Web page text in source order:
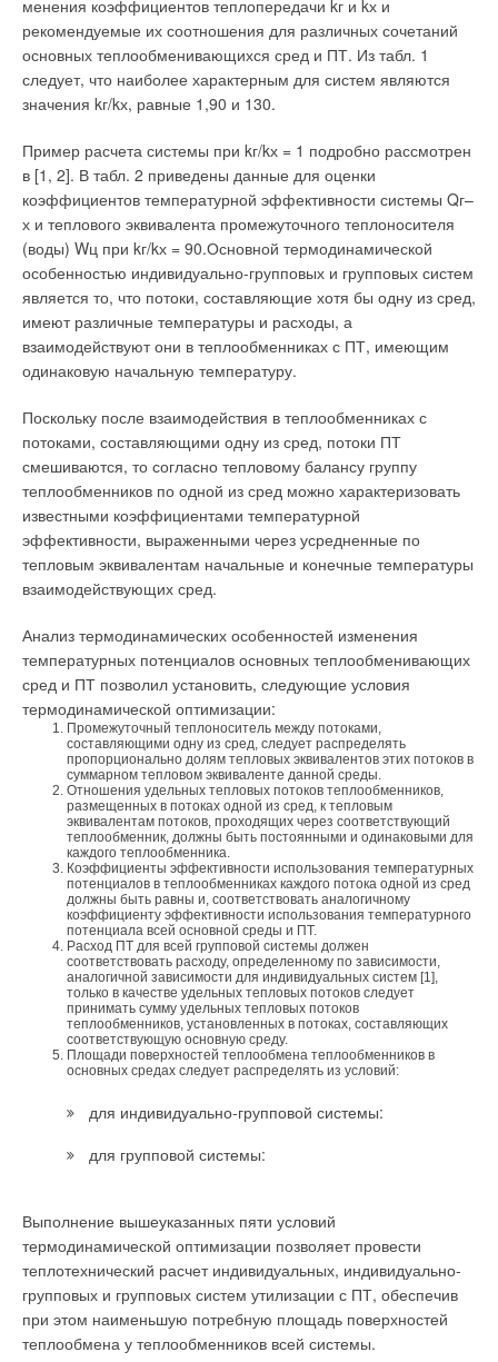
менения коэффициентов теплопередачи kг и kх и
рекомендуемые их соотношения для различных сочетаний
основных теплообменивающихся сред и ПТ. Из табл. 1
следует, что наиболее характерным для систем являются
значения kг/kх, равные 1,90 и 130.
Пример расчета системы при kг/kх = 1 подробно рассмотрен
в [1, 2]. В табл. 2 приведены данные для оценки
коэффициентов температурной эффективности системы Qг–
х и теплового эквивалента промежуточного теплоносителя
(воды) Wц при kг/kх = 90.Основной термодинамической
особенностью индивидуально-групповых и групповых систем
является то, что потоки, составляющие хотя бы одну из сред,
имеют различные температуры и расходы, а
взаимодействуют они в теплообменниках с ПТ, имеющим
одинаковую начальную температуру.
Поскольку после взаимодействия в теплообменниках с
потоками, составляющими одну из сред, потоки ПТ
смешиваются, то согласно тепловому балансу группу
теплообменников по одной из сред можно характеризовать
известными коэффициентами температурной
эффективности, выраженными через усредненные по
тепловым эквивалентам начальные и конечные температуры
взаимодействующих сред.
Анализ термодинамических особенностей изменения
температурных потенциалов основных теплообменивающих
сред и ПТ позволил установить, следующие условия
термодинамической оптимизации:
Промежуточный теплоноситель между потоками,
составляющими одну из сред, следует распределять
пропорционально долям тепловых эквивалентов этих потоков в
cуммарном тепловом эквиваленте данной среды.
Отношения удельных тепловых потоков теплообменников,
размещенных в потоках одной из сред, к тепловым
эквивалентам потоков, проходящих через соответствующий
теплообменник, должны быть постоянными и одинаковыми для
каждого теплообменника.
Коэффициенты эффективности использования температурных
потенциалов в теплообменниках каждого потока одной из сред
должны быть равны и, соответствовать аналогичному
коэффициенту эффективности использования температурного
потенциала всей основной среды и ПТ.
Расход ПТ для всей групповой системы должен
соответствовать расходу, определенному по зависимости,
аналогичной зависимости для индивидуальных систем [1],
только в качестве удельных тепловых потоков следует
принимать сумму удельных тепловых потоков
теплообменников, установленных в потоках, составляющих
соответствующую основную среду.
Площади поверхностей теплообмена теплообменников в
основных средах следует распределять из условий:
для индивидуально-групповой системы:
для групповой системы:
Выполнение вышеуказанных пяти условий
термодинамической оптимизации позволяет провести
теплотехнический расчет индивидуальных, индивидуально-
групповых и групповых систем утилизации с ПТ, обеспечив
при этом наименьшую потребную площадь поверхностей
теплообмена у теплообменников всей системы.
Это гарантирует стабильную работу ИТП и одновременно
влечет за собой сокращение инвестиций на ИТП.
Температура подачи из ЦТП корректируется в соответствии с
температурным графиком по температуре наружного
воздуха с учетом летнего ограничения, которое зависит от
потребности системы ГВС в ИТП. Речь идет о
предварительной корректировке параметров теплоносителя,
что позволяет снизить потери тепла во вторичных трассах, а
также увеличить срок службы компонентов тепловой
автоматики в ИТП.
5. Индивидуальные тепловые пункты
Работа ИТП влияет на экономичность всей системы
теплоснабжения. ИТП — стратегически важная часть
системы теплоснабжения. Переход от четырехтрубной
системы к современной двухтрубной сопряжен с
определенными трудностями. Во-первых, это влечет за
собой необходимость инвестиций, во-вторых, без наличия
определенного «ноу-хау» внедрение ИТП может, наоборот,
увеличить текущие расходы управляющей компании.
Принцип работы ИТП заключается в том, что тепловой пункт
находится непосредственно в здании, которое отапливается
и для которого готовится горячая вода. При этом к зданию
подключены только три трубы: две для теплоносителя и одна
для водоснабжения. Таким образом, упрощается структура
трубопроводов системы, и при плановом ремонте трасс
сразу имеет место экономия на прокладке труб.
Управление контуром отопления
Контроллер ИТП управляет тепловой мощностью отопления,
изменяя температуру воды на отопления. Установка
температуры отопления определяется по температуре
наружного воздуха и кривой отопления (погодозависимое
управление). Кривая отопления определяется с учетом
инерционности здания.
Инерционность здания
Инерционность зданий в большой степени влияет на
результат погодозависимого управления отоплением.
Современный контроллер ИТП должен учитывать этот
влияющий фактор. Инерционность здания определяется
диапазоне от 10 ч у панельных домов до 35 ч у кирпичных
«комбинированную» температуру наружного воздуха,
которая и используется в качестве корректирующего сигнала
в автоматической системе регулирования температуры воды
на отопление.
Сила ветра
частичку этой солнечной и гостеприимной страны, им были
сделаны ценные подарки — коллекционные французские
вина.
На этом деловая часть поездки подошла к концу, и все
титул самой элегантной столицы мира, город, который
называют «городом-государством Париж». Он через века
пронес свидетельства далекого и славного прошлого и
романтизм настоящего. Организаторы постарались и на этот
раз, подготовив максимально насыщенную экскурсию по
городу.
Гости полюбовались на живую историю города, его
выдающиеся памятники истории и культуры: Лувр, Собор
Парижской Богоматери, Триумфальную арку, Елисейские
ИНТЕРЕСНЫЙ ФАКТ:Конвекторы Noirot установлены на
смотровых площадках Эйфелевой башни, в Версале и
других знаковых достопримечательностях, являющихся
визитной карточкой Парижа и Франции в целом.
На следующий день российско-украинскую группу ждал
Версаль. Он находится в пригороде Парижа и был построен
и огромный парк. Версаль строился достаточно долго, на
него были затрачены огромные суммы, но получившийся
дворец до сих пор волнует воображение. Сегодня Версаль
выглядит так же, как и при Людовике XIV.
В парке архитекторами была придумана целая система
фонтанов, которые до сих пор действуют. И наконец, все
участники поездки получили возможность познакомиться с
Парижем лично. Все дни пребывания во Франции гостям
сопутствовала отличная весенняя погода. Но за несколько
часов до обратного вылета вдруг неожиданно пошел снег. По
свидетельству местных жителей, такого не случалось вот уже
19 лет. Однако участники поездки увидели в столь
неожиданном природном явлении верный знак того, что
обогрев от Noirot никогда не теряет свой актуальности.
Читайте по теме:
ЖУРНАЛ СОК МАЙ 2011
ЖУРНАЛ СОК МАЙ 2007
→
В центре внимания настенные электрические
ЖУРНАЛ СОК МАЙ 2004